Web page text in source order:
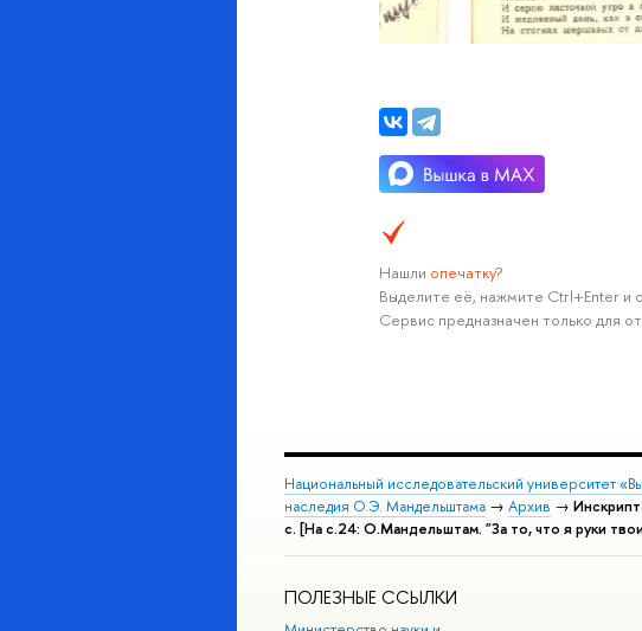
Нашли опечатку?
Выделите её, нажмите Ctrl+Enter и
Сервис предназначен только для
Национальный исследовательский университет
наследия О.Э. Мандельштама → Архив →
с. [На с.24: О.Мандельштам. "За то, что я руки
ПОЛЕЗНЫЕ ССЫЛКИ